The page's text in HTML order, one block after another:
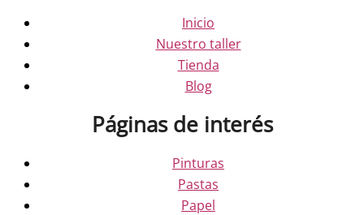
Inicio
Nuestro taller
Tienda
Blog
Páginas de interés
Pinturas
Pastas
Papel